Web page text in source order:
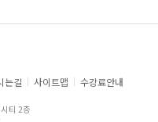
는길 사이트맵 수강료안내
티 2층